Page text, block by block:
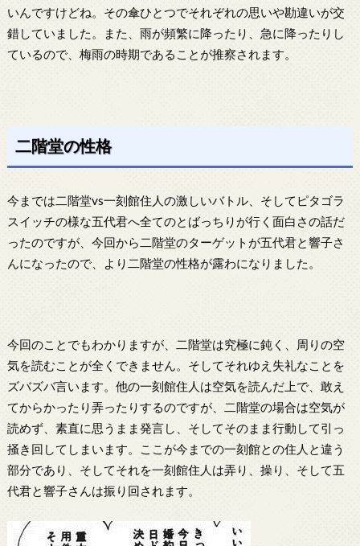
いんですけどね。その傘ひとつでそれぞれの思いや勘違いが交
錯していました。また、雨が頻繁に降ったり、急に降ったりし
ているので、梅雨の時期であることが推察されます。
二階堂の性格
今までは二階堂vs一刻館住人の激しいバトル、そしてピタゴラ
スイッチの様な五代君へ全てのとばっちりが行く面白さの話だ
ったのですが、今回から二階堂のターゲットが五代君と響子さ
んになったので、より二階堂の性格が露わになりました。
今回のことでもわかりますが、二階堂は究極に鈍く、周りの空
気を読むことが全くできません。そしてそれゆえ失礼なことを
ズバズバ言います。他の一刻館住人は空気を読んだ上で、敢え
てからかったり弄ったりするのですが、二階堂の場合は空気が
読めず、素直に思うまま発言し、そしてそのまま行動して引っ
掻き回してしまいます。ここが今までの一刻館との住人と違う
部分であり、そしてそれを一刻館住人は弄り、操り、そして五
代君と響子さんは振り回されます。